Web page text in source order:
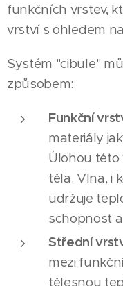
funkčních vrstev,
vrství s ohledem
Systém "cibule"
způsobem:
Funkční
materiály
Úlohou této
těla. Vlna, i
udržuje
schopnost
Střední
mezi
tělesnou